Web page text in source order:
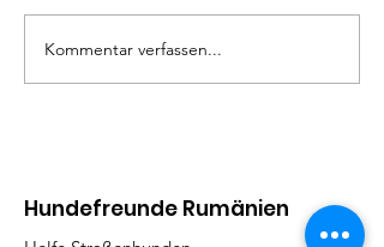
Kommentar verfassen...
Hundefreunde Rumänien